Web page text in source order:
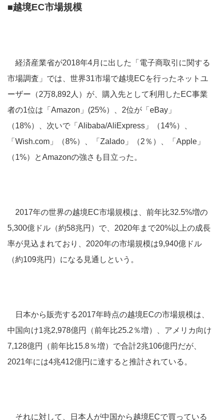
■越境EC市場規模
経済産業省が2018年4月に出した「電子商取引に関する
市場調査」では、世界31市場で越境ECを行ったネットユ
ーザー（2万8,892人）が、購入先として利用したEC事業
者の1位は「Amazon」(25%）、2位が「eBay」
（18%）、次いで「Alibaba/AliExpress」（14%）、
「Wish.com」（8%）、「Zalado」（2％）、「Apple」
（1%）とAmazonの強さも目立った。
2017年の世界の越境EC市場規模は、前年比32.5%増の
5,300億ドル（約58兆円）で、2020年まで20%以上の成長
率が見込まれており、2020年の市場規模は9,940億ドル
（約109兆円）になる見通しという。
日本から販売する2017年時点の越境ECの市場規模は、
中国向け1兆2,978億円（前年比25.2％増）、アメリカ向け
7,128億円（前年比15.8％増）で合計2兆106億円だが、
2021年には4兆412億円に達すると推計されている。
それに対して、日本人が中国から越境ECで買っている